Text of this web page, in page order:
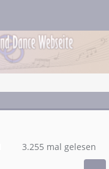
3.255 mal gelesen